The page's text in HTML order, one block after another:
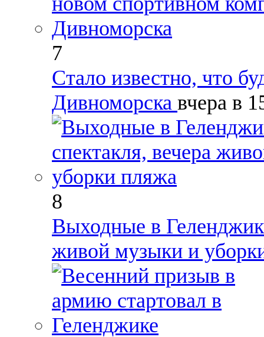
7
Стало известно, что
Дивноморска вчера в
8
Выходные в
живой музыки и